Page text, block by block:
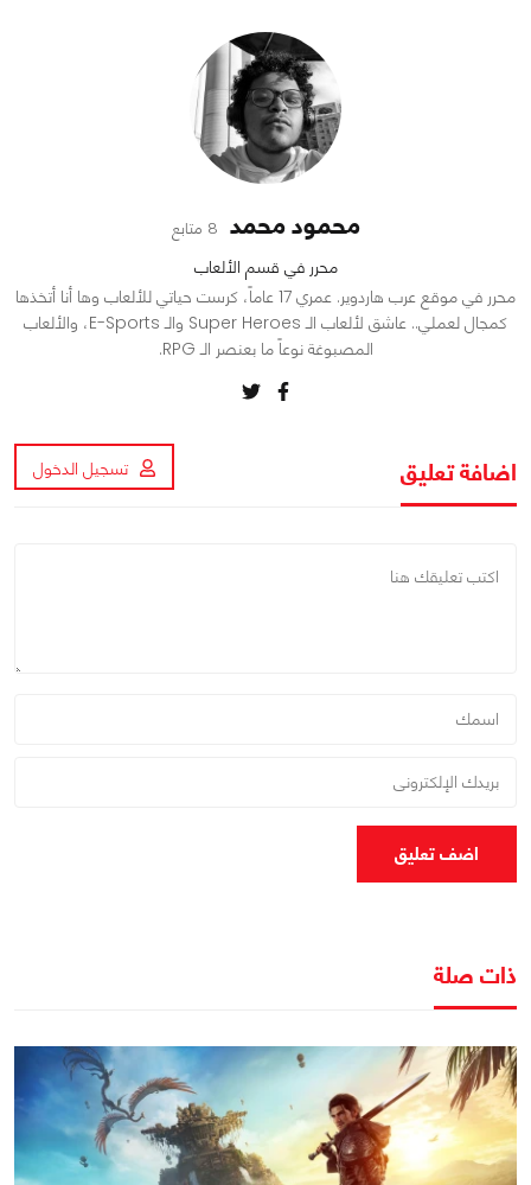
محمود محمد 8 متابع
محرر في قسم الألعاب
محرر في موقع عرب هاردوير. عمري 17 عاماً، كرست حياتي للألعاب وها أنا أتخذها
كمجال لعملي.. عاشق لألعاب الـ Super Heroes والـ E-Sports، والألعاب
المصبوغة نوعاً ما بعنصر الـ RPG.
اضافة تعليق تسجيل الدخول
اضف تعليق
ذات صلة